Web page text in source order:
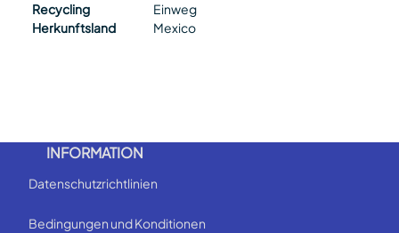
Recycling
Einweg
Herkunftsland
Mexico
INFORMATION
Datenschutzrichtlinien
Bedingungen und Konditionen